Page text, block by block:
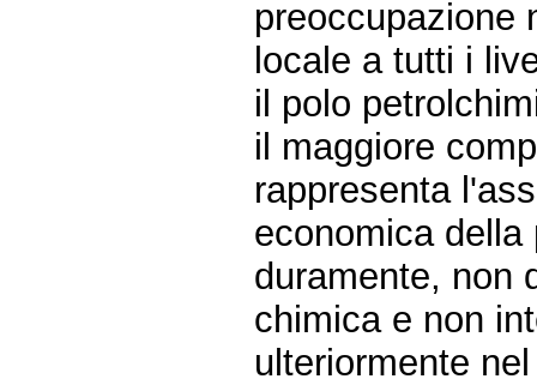
preoccupazione
locale a tutti i
il polo
il maggiore
rappresenta
economica
duramente, non
chimica e non
ulteriormente